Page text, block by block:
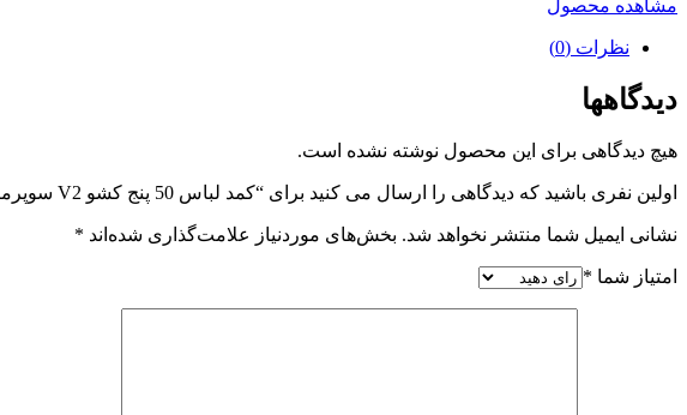
مشاهده محصول
نظرات (0)
دیدگاهها
هیچ دیدگاهی برای این محصول نوشته نشده است.
اولین نفری باشید که دیدگاهی را ارسال می کنید برای “کمد لباس 50 پنج کشو V2 سوپرمات”
نشانی ایمیل شما منتشر نخواهد شد. بخش‌های موردنیاز علامت‌گذاری شده‌اند *
امتیاز شما *